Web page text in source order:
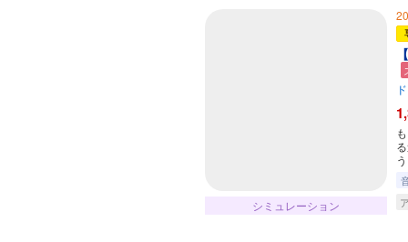
シミュレーション